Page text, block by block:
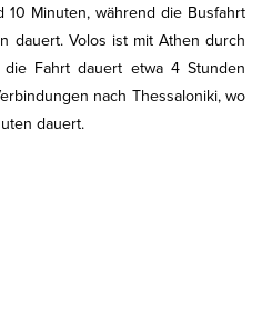
Minuten, während die Busfahrt
dauert. Volos ist mit Athen durch
Fahrt dauert etwa 4 Stunden
nach Thessaloniki, wo
dauert.